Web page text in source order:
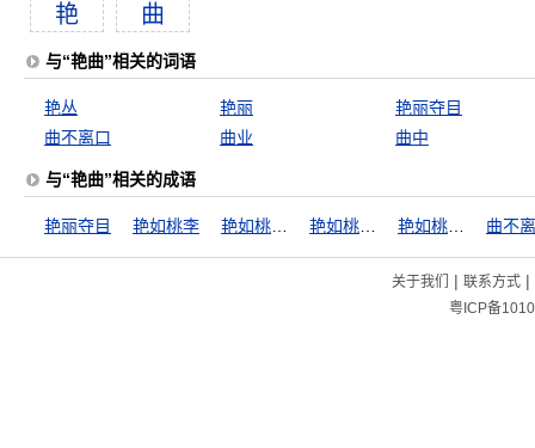
艳 曲
与“艳曲”相关的词语
艳丛 艳丽
艳丽夺目
曲不离口
曲业 曲中
与“艳曲”相关的成语
艳丽夺目 艳如桃李 曲不
关于我们 | 联系方式|
粤ICP备